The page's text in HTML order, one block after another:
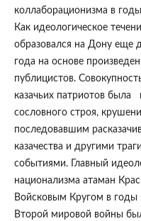
коллаборационизма в
Как идеологическое
образовался на Дону еще
года на основе
публицистов.
казачьих патриотов
сословного строя,
последовавшим
казачества и другими
событиями. Главный
национализма атаман
Войсковым Кругом в годы
Второй мировой войны